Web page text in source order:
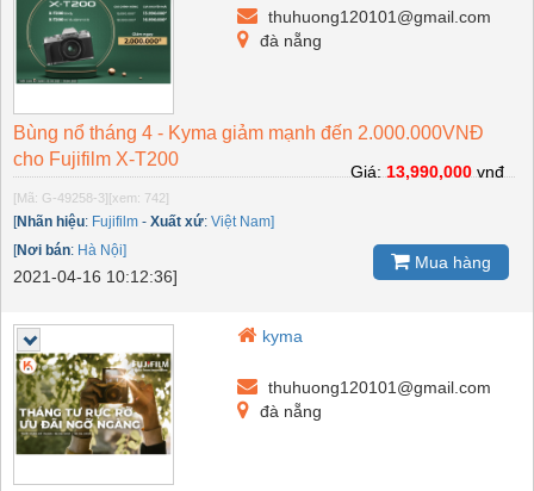
thuhuong120101@gmail.com
đà nẵng
Bùng nổ tháng 4 - Kyma giảm mạnh đến 2.000.000VNĐ
cho Fujifilm X-T200
[Mã: G-49258-3][xem: 742]
[Nhãn hiệu: Fujifilm - Xuất xứ: Việt Nam]
[Nơi bán: Hà Nội]
2021-04-16 10:12:36]
Giá: 13,990,000 vnđ
Mua hàng
kyma
thuhuong120101@gmail.com
đà nẵng